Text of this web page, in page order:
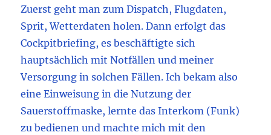
Zuerst geht man zum Dispatch, Flugdaten,
Sprit, Wetterdaten holen. Dann erfolgt das
Cockpitbriefing, es beschäftigte sich
hauptsächlich mit Notfällen und meiner
Versorgung in solchen Fällen. Ich bekam also
eine Einweisung in die Nutzung der
Sauerstoffmaske, lernte das Interkom (Funk)
zu bedienen und machte mich mit den